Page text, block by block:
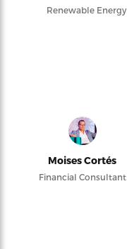
Renewable Energy
Moises Cortés
Financial Consultant